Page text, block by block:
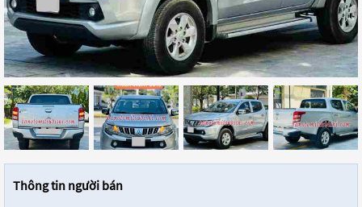
Thông tin người bán